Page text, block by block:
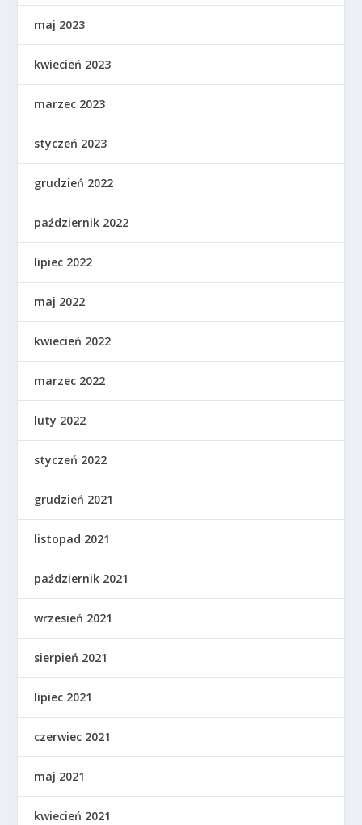
maj 2023
kwiecień 2023
marzec 2023
styczeń 2023
grudzień 2022
październik 2022
lipiec 2022
maj 2022
kwiecień 2022
marzec 2022
luty 2022
styczeń 2022
grudzień 2021
listopad 2021
październik 2021
wrzesień 2021
sierpień 2021
lipiec 2021
czerwiec 2021
maj 2021
kwiecień 2021